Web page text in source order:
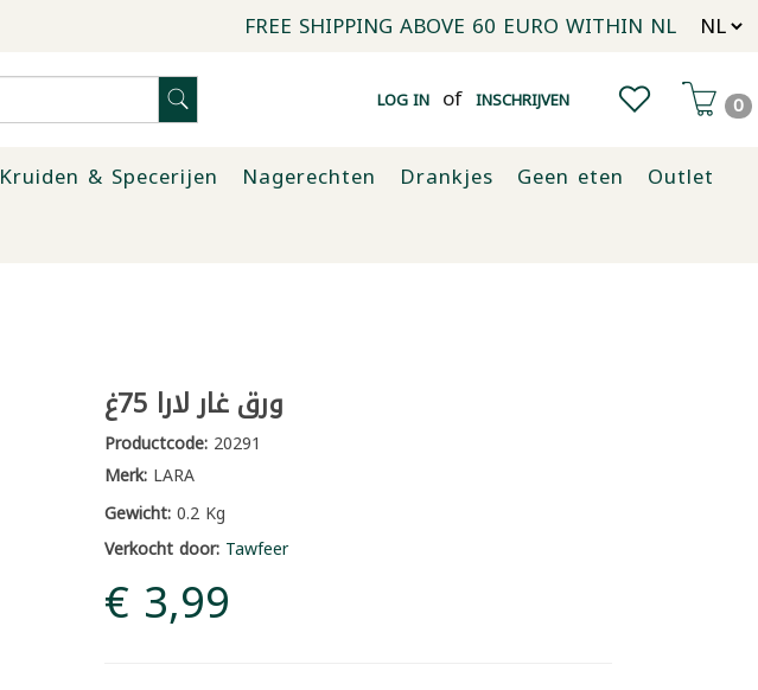
FREE SHIPPING ABOVE 60 EURO WITHIN NL
LOG IN of INSCHRIJVEN 0
Kruiden & Specerijen Nagerechten Drankjes Geen eten
Outlet
ورق غار لارا 75غ
Productcode:20291
Merk:LARA
Gewicht:0.2 Kg
Verkocht door: Tawfeer
€ 3,99